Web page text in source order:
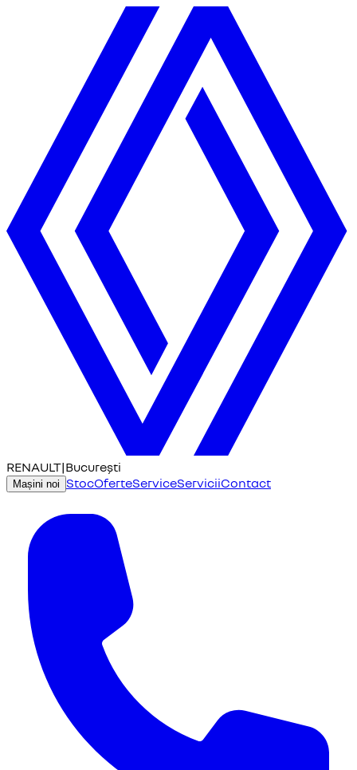
RENAULT|București
Mașini noi StocOferteServiceServiciiContact